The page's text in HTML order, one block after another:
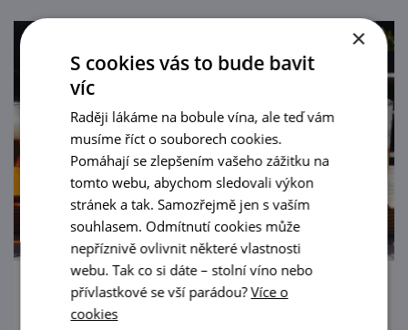
Prohlídky Hasičského pivovaru Bítov s
×
S cookies vás to bude bavit
víc
Raději lákáme na bobule vína, ale teď vám
musíme říct o souborech cookies.
Pomáhají se zlepšením vašeho zážitku na
tomto webu, abychom sledovali výkon
stránek a tak. Samozřejmě jen s vaším
souhlasem. Odmítnutí cookies může
nepříznivě ovlivnit některé vlastnosti
webu. Tak co si dáte – stolní víno nebo
přívlastkové se vší parádou?Více o
cookies